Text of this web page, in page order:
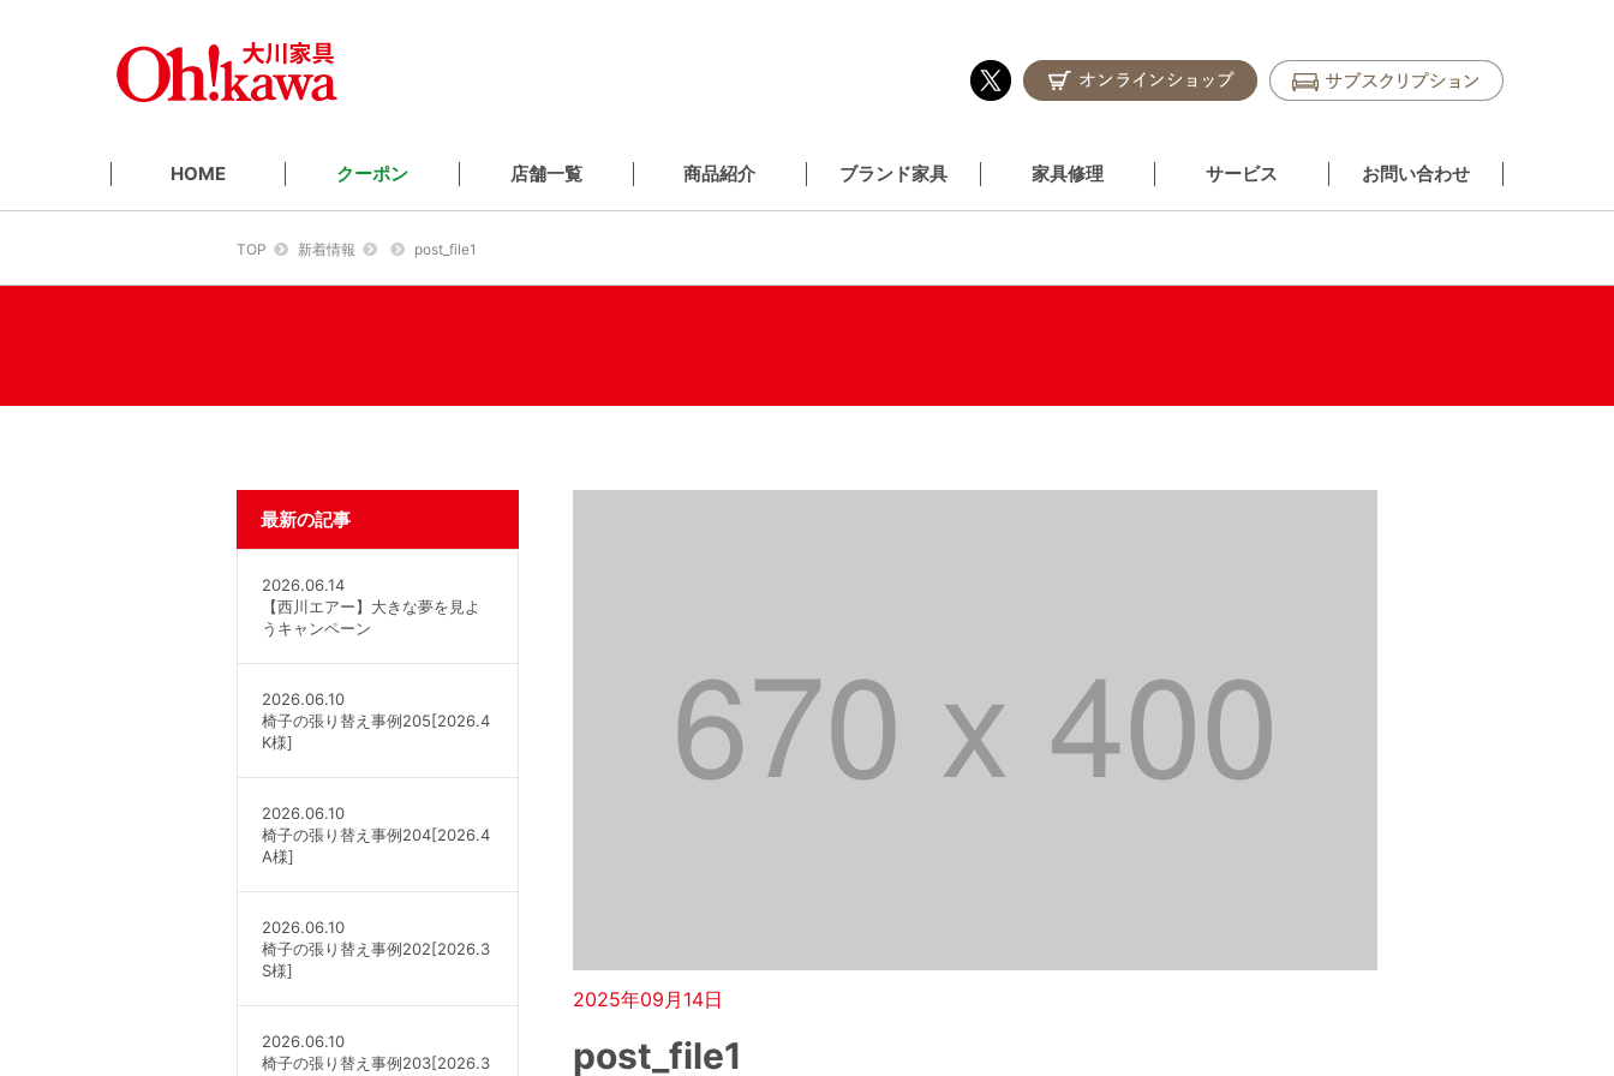
HOME クーポン 店舗一覧 商品紹介 ブランド家具 家具修理 サービス お問い合わせ
TOP 新着情報 post_file1
2025年09月14日
post_file1
最新の記事
2026.06.14
【西川エアー】大きな夢を見よ
うキャンペーン
2026.06.10
椅子の張り替え事例205[2026.4
K様]
2026.06.10
椅子の張り替え事例204[2026.4
A様]
2026.06.10
椅子の張り替え事例202[2026.3
S様]
2026.06.10
椅子の張り替え事例203[2026.3